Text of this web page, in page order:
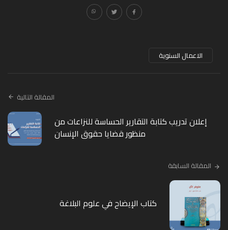
الاعمال السنوية
المقالة التالية
إعلان تدريب كتابة التقارير الحساسة للنزاعات من
منظور قضايا حقوق الإنسان
المقالة السابقة
كتاب الإيضاح في علوم البلاغة